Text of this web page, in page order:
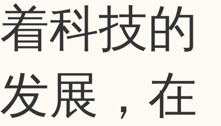
着科技的
发展，在